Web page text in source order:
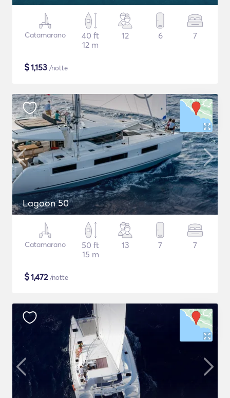
Catamarano
40 ft
12 m
12 6 7
$1,153 /notte
Lagoon 50
Catamarano
50 ft
15 m
13 7 7
$1,472/notte